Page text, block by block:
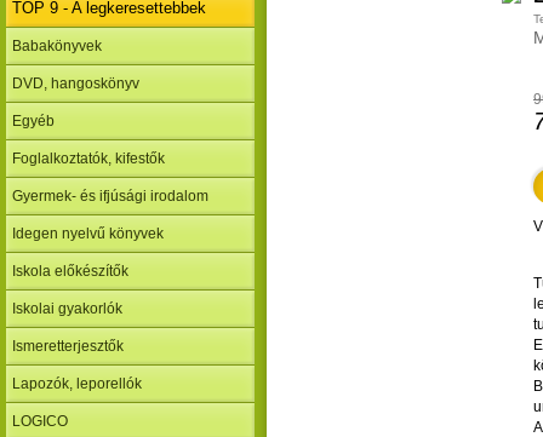
TOP 9 - A legkeresettebbek
Babakönyvek
DVD, hangoskönyv
Egyéb
Foglalkoztatók, kifestők
Gyermek- és ifjúsági irodalom
Idegen nyelvű könyvek
Iskola előkészítők
Iskolai gyakorlók
Ismeretterjesztők
Lapozók, leporellók
LOGICO